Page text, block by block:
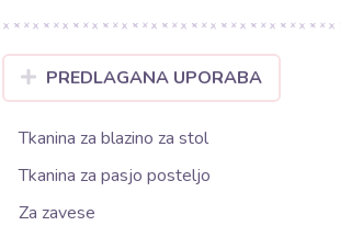
PREDLAGANA UPORABA
Tkanina za blazino za stol
Tkanina za pasjo posteljo
Za zavese